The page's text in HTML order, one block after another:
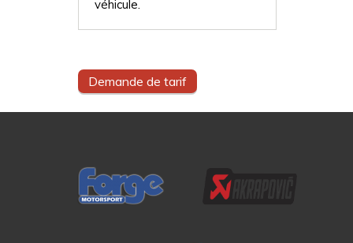
véhicule.
Demande de tarif